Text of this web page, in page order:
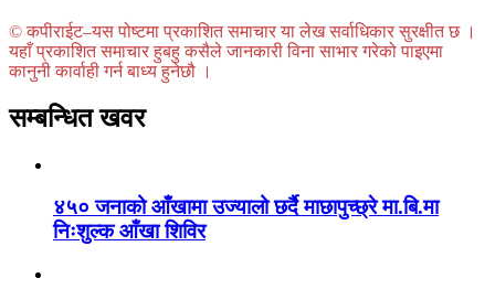
© कपीराईट–यस पोष्टमा प्रकाशित समाचार या लेख सर्वाधिकार सुरक्षीत छ ।
यहाँ प्रकाशित समाचार हुबहु कसैले जानकारी विना साभार गरेको पाइएमा
कानुनी कार्वाही गर्न बाध्य हुनेछौ ।
सम्बन्धित खवर
४५० जनाको आँखामा उज्यालो छर्दै माछापुच्छ्रे मा.बि.मा
निःशुल्क आँखा शिविर